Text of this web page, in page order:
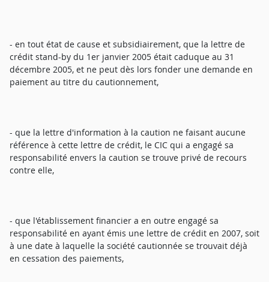
- en tout état de cause et subsidiairement, que la lettre de
crédit stand-by du 1er janvier 2005 était caduque au 31
décembre 2005, et ne peut dès lors fonder une demande en
paiement au titre du cautionnement,
- que la lettre d'information à la caution ne faisant aucune
référence à cette lettre de crédit, le CIC qui a engagé sa
responsabilité envers la caution se trouve privé de recours
contre elle,
- que l'établissement financier a en outre engagé sa
responsabilité en ayant émis une lettre de crédit en 2007, soit
à une date à laquelle la société cautionnée se trouvait déjà
en cessation des paiements,